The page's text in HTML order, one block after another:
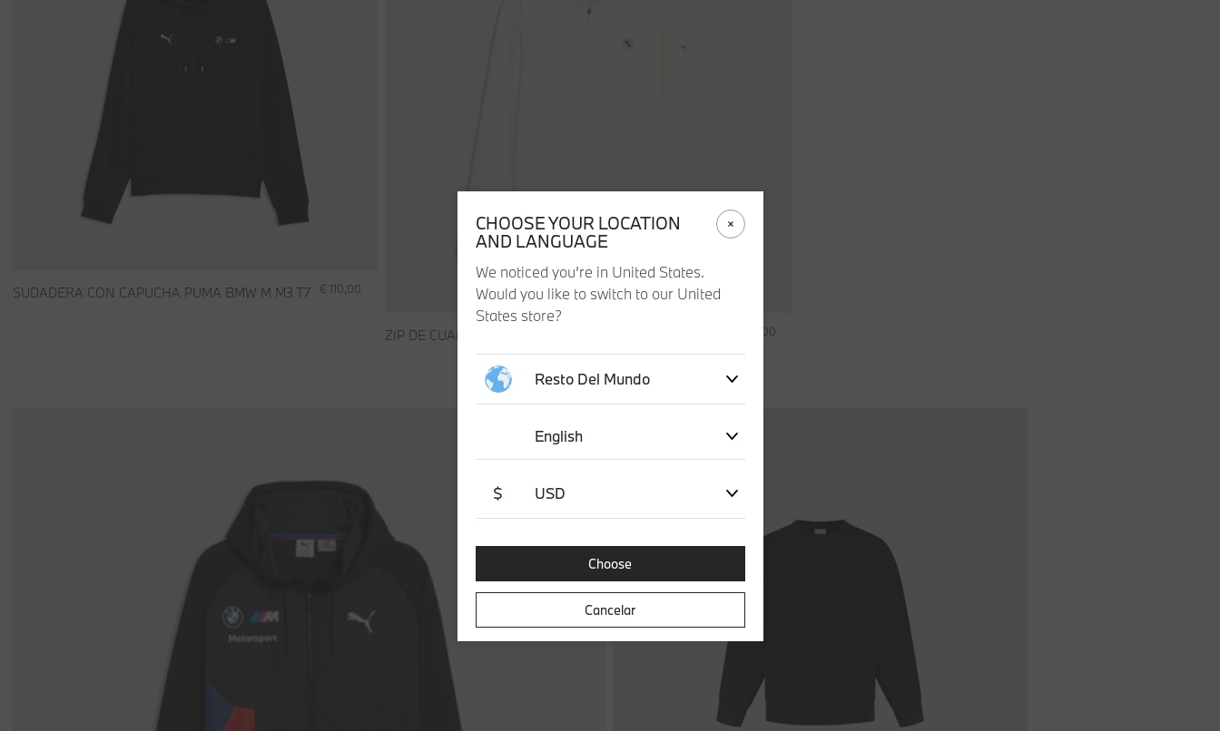
€ 110,00
SUDADERA CON CAPUCHA PUMA BMW M M3 T7
€ 90,00
ZIP DE CUARTO BMW GOLF CLOUDSPUN TONAL LOGO
CHOOSE YOUR LOCATION
AND LANGUAGE
We noticed you’re in United States.
Would you like to switch to our United
States store?
Resto Del Mundo
English
$ USD
Choose
Cancelar